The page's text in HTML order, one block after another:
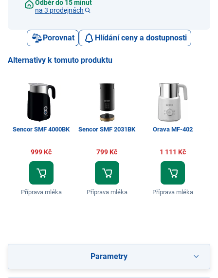
Odběr do 15 minut
na 3 prodejnách
Porovnat Hlídání ceny a dostupnosti
Alternativy k tomuto produktu
Sencor SMF 4000BK
999 Kč
Příprava mléka
Sencor SMF 2031BK
799 Kč
Příprava mléka
Orava MF-402
1 111 Kč
Příprava mléka
Parametry